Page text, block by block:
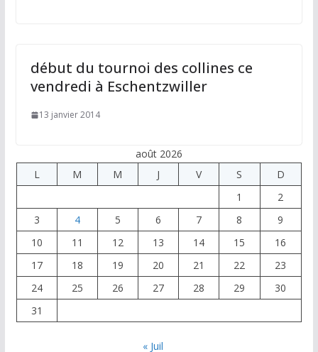
début du tournoi des collines ce
vendredi à Eschentzwiller
13 janvier 2014
août 2026
L
M M J V S
D
1
2
3
4 5 6 7 8
9
10
11 12 13 14 15
16
17
18 19 20 21 22
23
24
25 26 27 28 29
30
31
« Juil